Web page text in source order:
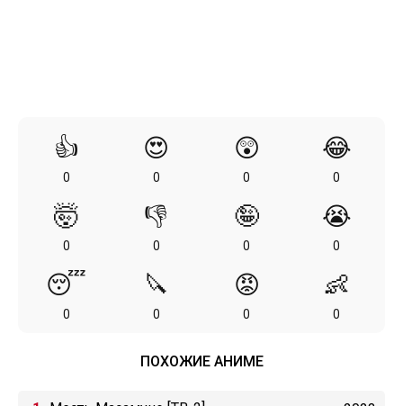
👍
0
😍
0
😲
0
😂
0
🤯
0
👎
0
🤪
0
😭
0
😴
0
🔪
0
😡
0
👶
0
ПОХОЖИЕ АНИМЕ